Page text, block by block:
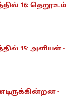
16: தெறூஉம்
15: அளியள் -
-